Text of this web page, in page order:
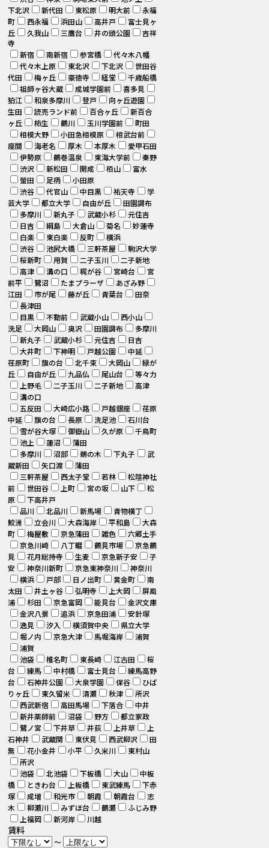
下北沢
新代田 東松原 明大前
永福
町
西永福 浜田山 高井戸
富士見ヶ
丘
久我山 三鷹台 井の頭公園
吉祥
寺
新宿
南新宿 参宮橋
代々木八幡
代々木上原
東北沢 下北沢
世田谷
代田
梅ヶ丘 豪徳寺 経堂
千歳船橋
祖師ヶ谷大蔵
成城学園前
喜多見
狛江
和泉多摩川 登戸
向ヶ丘遊園
生田
読売ランド前 百合ヶ丘
新百合
ヶ丘
柿生 鶴川 玉川学園前
町田
相模大野
小田急相模原
相武台前
座間
海老名 厚木 本厚木
愛甲石田
伊勢原
鶴巻温泉 東海大学前
秦野
渋沢
新松田 開成 栢山
富水
螢田
足柄
小田原
渋谷
代官山 中目黒 祐天寺
学
芸大学
都立大学 自由が丘
田園調布
多摩川
新丸子 武蔵小杉
元住吉
日吉
綱島 大倉山 菊名
妙蓮寺
白楽
東白楽 反町
横浜
渋谷
池尻大橋 三軒茶屋
駒沢大学
桜新町
用賀 二子玉川
二子新地
高津
溝の口 梶が谷 宮崎台
宮
前平
鷺沼 たまプラーザ
あざみ野
江田
市が尾 藤が丘 青葉台
田奈
長津田
目黒
不動前 武蔵小山
西小山
洗足
大岡山 奥沢 田園調布
多摩川
新丸子
武蔵小杉 元住吉
日吉
大井町
下神明 戸越公園
中延
荏原町
旗の台 北千束 大岡山
緑が
丘
自由が丘 九品仏 尾山台
等々力
上野毛
二子玉川 二子新地
高津
溝の口
五反田
大崎広小路 戸越銀座
荏原
中延
旗の台 長原 洗足池
石川台
雪が谷大塚
御嶽山 久が原
千鳥町
池上
蓮沼
蒲田
多摩川
沼部 鵜の木 下丸子
武
蔵新田
矢口渡
蒲田
三軒茶屋
西太子堂 若林
松陰神社
前
世田谷 上町 宮の坂 山下
松
原
下高井戸
品川
北品川 新馬場
青物横丁
鮫洲
立会川 大森海岸 平和島
大森
町
梅屋敷 京急蒲田 雑色
六郷土手
京急川崎
八丁畷 鶴見市場
京急鶴
見
花月総持寺 生麦 京急新子安
子
安
神奈川新町 京急東神奈川
神奈川
横浜
戸部 日ノ出町 黄金町
南
太田
井土ヶ谷 弘明寺 上大岡
屏風
浦
杉田 京急富岡 能見台
金沢文庫
金沢八景
追浜 京急田浦
安針塚
逸見
汐入 横須賀中央
県立大学
堀ノ内
京急大津 馬堀海岸
浦賀
浦賀
池袋
椎名町 東長崎 江古田
桜
台
練馬 中村橋 富士見台
練馬高野
台
石神井公園 大泉学園 保谷
ひば
りヶ丘
東久留米 清瀬 秋津
所沢
西武新宿
高田馬場 下落合
中井
新井薬師前
沼袋 野方
都立家政
鷺ノ宮
下井草 井荻 上井草
上
石神井
武蔵関 東伏見 西武柳沢
田
無
花小金井 小平 久米川
東村山
所沢
池袋
北池袋 下板橋 大山
中板
橋
ときわ台 上板橋 東武練馬
下赤
塚
成増 和光市 朝霞 朝霞台
志
木
柳瀬川 みずほ台 鶴瀬
ふじみ野
上福岡
新河岸 川越
賃料
～